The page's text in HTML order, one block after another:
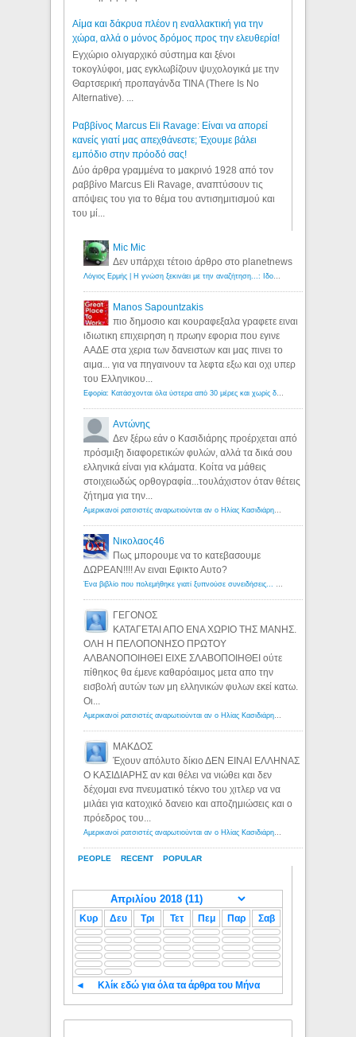
Αίμα και δάκρυα πλέον η εναλλακτική για την
χώρα, αλλά ο μόνος δρόμος προς την ελευθερία!
Εγχώριο ολιγαρχικό σύστημα και ξένοι
τοκογλύφοι, μας εγκλωβίζουν ψυχολογικά με την
Θαρτσερική προπαγάνδα TINA (There Is No
Alternative). ...
Ραββίνος Marcus Eli Ravage: Είναι να απορεί
κανείς γιατί μας απεχθάνεστε; Έχουμε βάλει
εμπόδιο στην πρόοδό σας!
Δύο άρθρα γραμμένα το μακρινό 1928 από τον
ραββίνο Marcus Eli Ravage, αναπτύσουν τις
απόψεις του για το θέμα του αντισημιτισμού και
του μί...
PEOPLE RECENT POPULAR
Mic Mic
Δεν υπάρχει τέτοιο άρθρο στο planetnews
Λόγιος Ερμής | Η γνώση ξεκινάει με την αναζήτηση...: Ιδού οι 18 που χρωστούν 11 δις ευρώ!
Manos Sapountzakis
πιο δημοσιο και κουραφεξαλα γραφετε ειναι
ιδιωτικη επιχειρηση η πρωην εφορια που εγινε
ΑΑΔΕ στα χερια των δανειστων και μας πινει το
αιμα... για να πηγαινουν τα λεφτα εξω και οχι υπερ
του Ελληνικου...
Εφορία: Κατάσχονται όλα ύστερα από 30 μέρες και χωρίς δικαστικές αποφάσεις - Λόγιος Ερμής
Αντώνης
Δεν ξέρω εάν ο Κασιδιάρης προέρχεται από
πρόσμιξη διαφορετικών φυλών, αλλά τα δικά σου
ελληνικά είναι για κλάματα. Κοίτα να μάθεις
στοιχειωδώς ορθογραφία...τουλάχιστον όταν θέτεις
ζήτημα για την...
Αμερικανοί ρατσιστές αναρωτιούνται αν ο Ηλίας Κασιδιάρης ανήκει στη λευκή φυλή... - Λόγιος Ερμής
Νικολαος46
Πως μπορουμε να το κατεβασουμε
ΔΩΡΕΑΝ!!!! Αν ειναι Εφικτο Αυτο?
Ένα βιβλίο που πολεμήθηκε γιατί ξυπνούσε συνειδήσεις... - Λόγιος Ερμής | Η γνώση ξεκινάει με την αναζήτηση...
ΓΕΓΟΝΟΣ
ΚΑΤΑΓΕΤΑΙ ΑΠΟ ΕΝΑ ΧΩΡΙΟ ΤΗΣ ΜΑΝΗΣ.
ΟΛΗ Η ΠΕΛΟΠΟΝΗΣΟ ΠΡΩΤΟΥ
ΑΛΒΑΝΟΠΟΙΗΘΕΙ ΕΙΧΕ ΣΛΑΒΟΠΟΙΗΘΕΙ ούτε
πίθηκος θα έμενε καθαρόαιμος μετα απο την
εισβολή αυτών των μη ελληνικών φυλων εκεί κατω.
Οι...
Αμερικανοί ρατσιστές αναρωτιούνται αν ο Ηλίας Κασιδιάρης ανήκει στη λευκή φυλή... - Λόγιος Ερμής
ΜΑΚΔΟΣ
Έχουν απόλυτο δίκιο ΔΕΝ ΕΙΝΑΙ ΕΛΛΗΝΑΣ
Ο ΚΑΣΙΔΙΑΡΗΣ αν και θέλει να νιώθει και δεν
δέχομαι ενα πνευματικό τέκνο του χιτλερ να να
μιλάει για κατοχικό δανειο και αποζημιώσεις και ο
πρόεδρος του...
Αμερικανοί ρατσιστές αναρωτιούνται αν ο Ηλίας Κασιδιάρης ανήκει στη λευκή φυλή... - Λόγιος Ερμής
Κυρ Δευ Τρι Τετ Πεμ Παρ Σαβ
◄ Κλίκ εδώ για όλα τα άρθρα του Μήνα